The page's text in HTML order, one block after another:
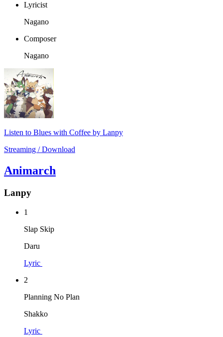
Lyricist
Nagano
Composer
Nagano
Listen to Blues with Coffee by Lanpy
Streaming / Download
Animarch
Lanpy
1
Slap Skip
Daru
Lyric
2
Planning No Plan
Shakko
Lyric